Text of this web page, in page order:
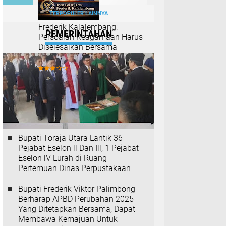
Frederik Kalalembang:
Persoalan Keagamaan Harus
Diselesaikan Bersama
Forkopimda dan FKUB
TERPOPULER LAINNYA
PEMERINTAHAN
Bupati Toraja Utara Lantik 36
Pejabat Eselon ll Dan Ill, 1 Pejabat
Eselon lV Lurah di Ruang
Pertemuan Dinas Perpustakaan
Bupati Frederik Viktor Palimbong
Berharap APBD Perubahan 2025
Yang Ditetapkan Bersama, Dapat
Membawa Kemajuan Untuk